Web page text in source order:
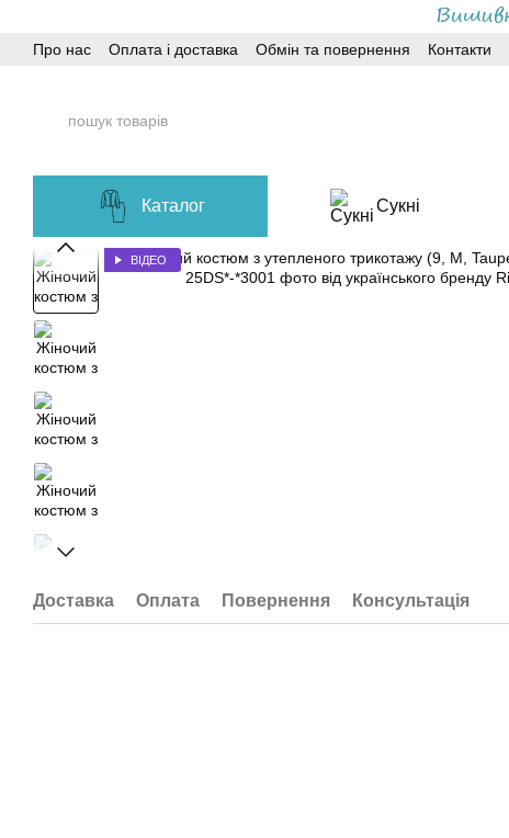
Про нас
Оплата і доставка Обмін та повернення Контакти
Каталог Сукні
ВІДЕО
Доставка Оплата Повернення Консультація